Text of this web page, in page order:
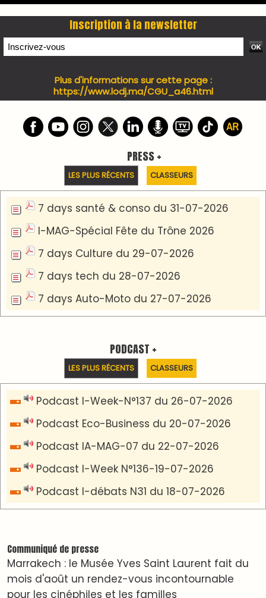
7 days Auto-Moto du 27-07-2026
PODCAST +
LES PLUS RÉCENTS CLASSEURS
Podcast I-Week-N°137 du 26-07-2026
Podcast Eco-Business du 20-07-2026
Podcast IA-MAG-07 du 22-07-2026
Podcast I-Week N°136-19-07-2026
Podcast I-débats N31 du 18-07-2026
Communiqué de presse
Marrakech : le Musée Yves Saint Laurent fait du
mois d'août un rendez-vous incontournable
LES PLUS RÉCENTS CLASSEURS
دِيمَا المَغرِب Clip
Clip : 🎵Allez, allez ! Ramenez-nous cette
🎵Bulldozer Blues
Clip : 🎵 LE BLUES DE L'IA
🎵 Ormuzera bien, qui ormuzera le dernier